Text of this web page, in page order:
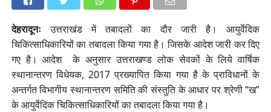
देहरादूनःउत्तराखंड में तबादलों का दौर जारी है। आयुर्वेदिक
चिकित्साधिकारियों का तबादला किया गया है। जिसके आदेश जारी कर दिए
गए है। आदेश के अनुसार उत्तराखण्ड लोक सेवकों के लिये वार्षिक
स्थानान्तरण विधेयक, 2017 प्रख्यापित किया गया है के प्राविधानों के
अन्तर्गत विभागीय स्थानान्तरण समिति की संस्तुति के आधार पर श्रेणी “ख”
के आयुर्वेदिक चिकित्साधिकारियों का तबादला किया गया है।